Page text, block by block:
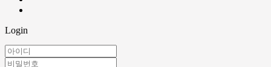
Login